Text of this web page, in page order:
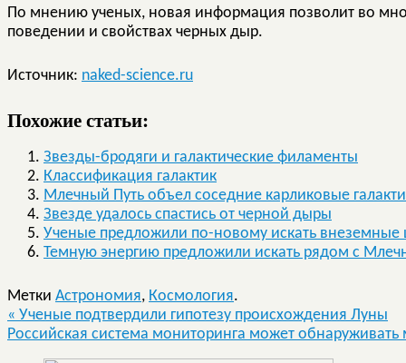
По мнению ученых, новая информация позволит во
поведении и свойствах черных дыр.
Источник: naked-science.ru
Похожие статьи:
Звезды-бродяги и галактические филаменты
Классификация галактик
Млечный Путь объел соседние карликовые
Звезде удалось спастись от черной дыры
Ученые предложили по-новому искать внеземные
Темную энергию предложили искать рядом с
Метки Астрономия, Космология.
« Ученые подтвердили гипотезу происхождения Луны
Российская система мониторинга может